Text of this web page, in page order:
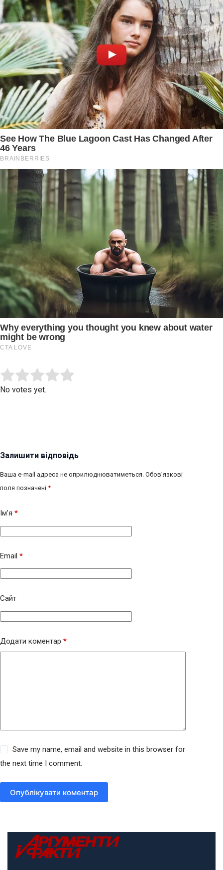
Rate this item:
No votes yet.
Залишити відповідь
Ваша e-mail адреса не оприлюднюватиметься. Обов’язкові
поля позначені *
Ім’я *
Email *
Сайт
Додати коментар *
Save my name, email and website in this browser for
the next time I comment.
Опублікувати коментар